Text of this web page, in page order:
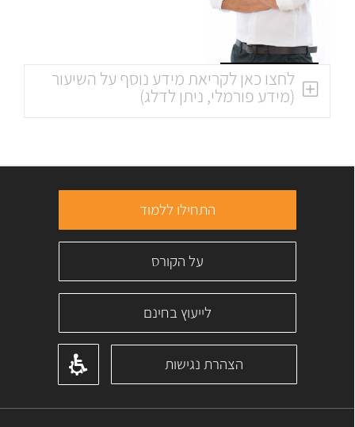
לחצו כאן לקריאת מידע נוסף על השיעור
(מידע פורמלי, ניתן לדלג)
התחילו ללמוד
על הקורס
לייעוץ בחינם
הצהרת נגישות